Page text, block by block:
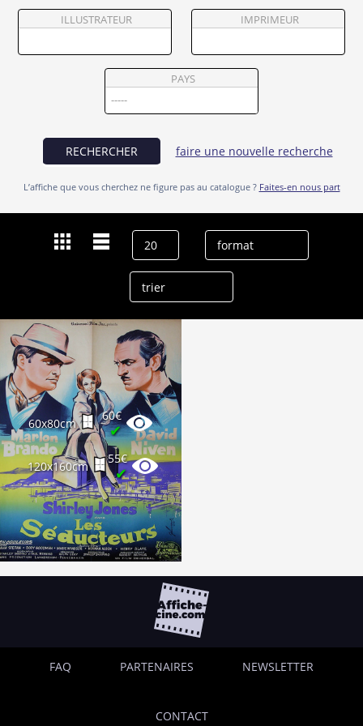
Vendre
ILLUSTRATEUR IMPRIMEUR
PAYS
RECHERCHER faire une nouvelle recherche
L’affiche que vous cherchez ne figure pas au catalogue ? Faites-en nous part
60x80cm
60€
✔
120x160cm
55€
✔
FAQ PARTENAIRES NEWSLETTER
CONTACT